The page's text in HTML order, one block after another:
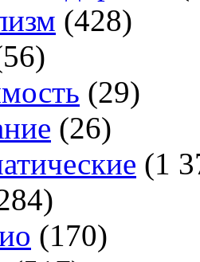
(428)
(29)
(26)
(1
(170)